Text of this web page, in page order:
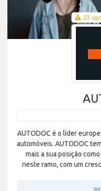
23
AUTODOC é o líder
automóveis. AUTODOC
mais a sua posição
neste ramo, com um